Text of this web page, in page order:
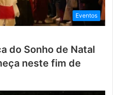
Eventos
do Sonho de Natal
neste fim de